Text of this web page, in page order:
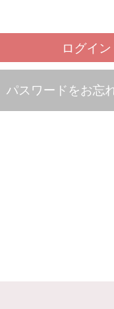
パスワードをお忘